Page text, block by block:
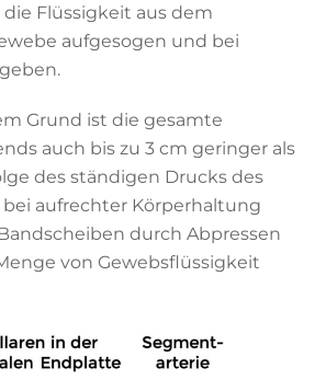
Flüssigkeit aus dem
aufgesogen und bei
Grund ist die gesamte
auch bis zu 3 cm geringer als
des ständigen Drucks des
aufrechter Körperhaltung
durch Abpressen
von Gewebsflüssigkeit